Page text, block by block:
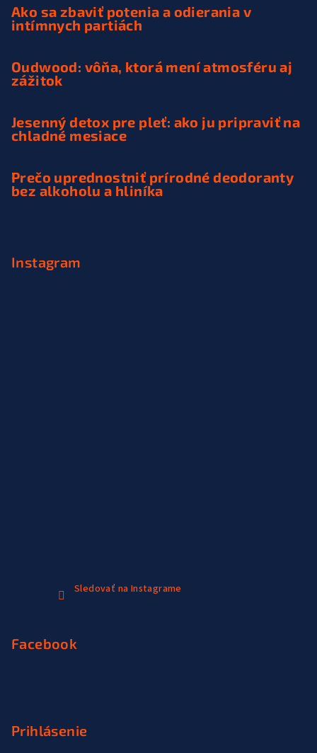
Ako sa zbaviť potenia a odierania v
intímnych partiách
Oudwood: vôňa, ktorá mení atmosféru aj
zážitok
Jesenný detox pre pleť: ako ju pripraviť na
chladné mesiace
Prečo uprednostniť prírodné deodoranty
bez alkoholu a hliníka
Instagram
Sledovať na Instagrame
Facebook
Prihlásenie